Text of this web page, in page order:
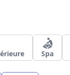
Spa